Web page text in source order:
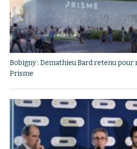
Bobigny : Demathieu Bard retenu
Prisme